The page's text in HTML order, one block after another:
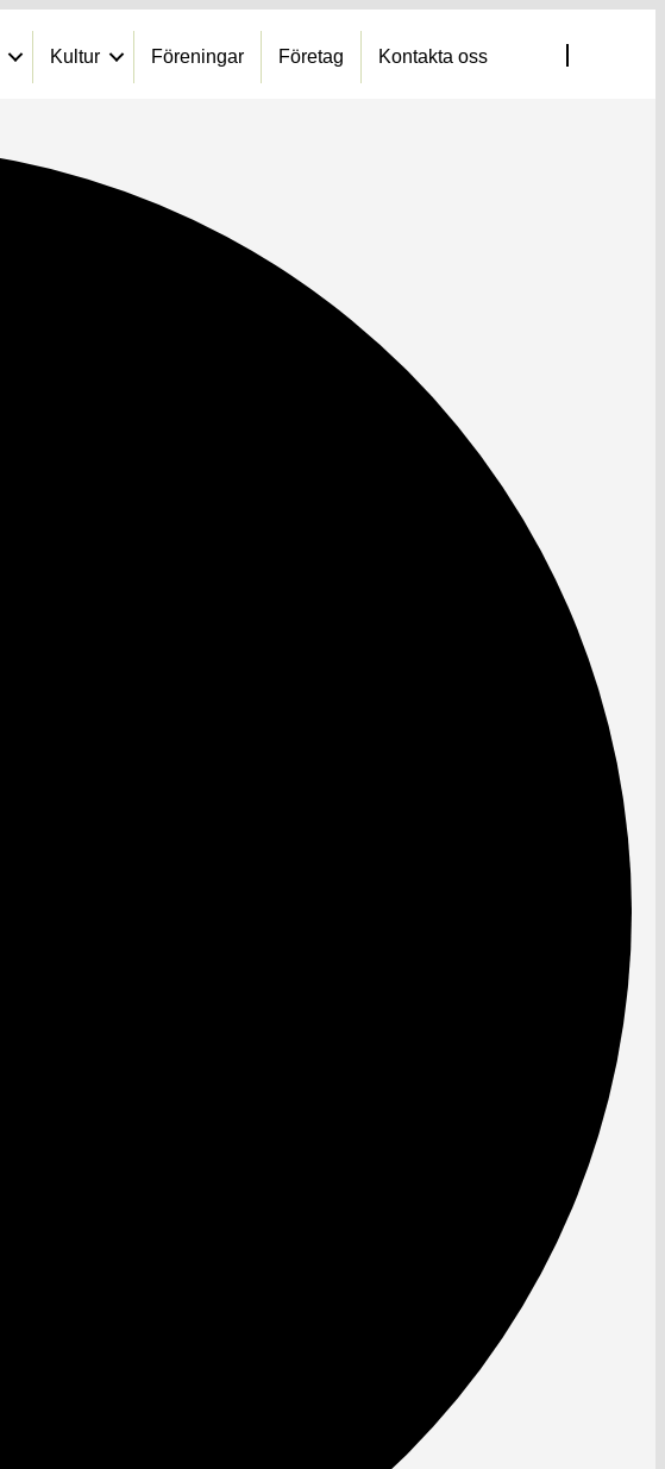
Kultur Föreningar Företag Kontakta oss